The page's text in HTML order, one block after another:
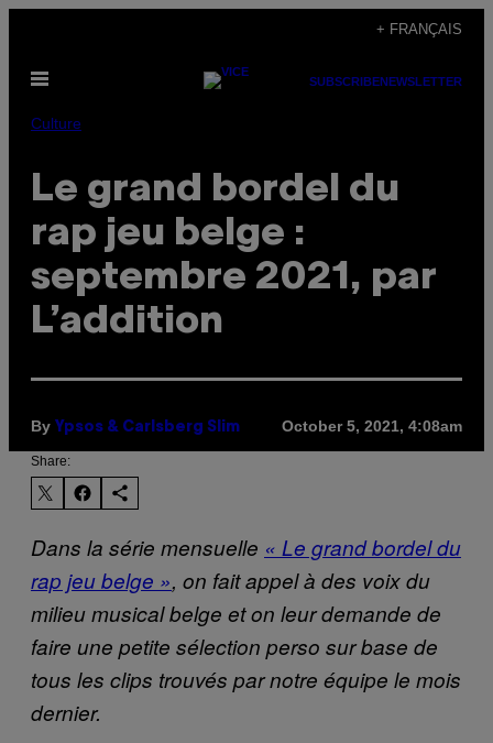
content
+ FRANÇAIS
Open
SUBSCRIBENEWSLETTER
Culture
Le grand bordel du
rap jeu belge :
septembre 2021, par
L’addition
By Ypsos & Carlsberg Slim October 5, 2021, 4:08am
Share:
Dans la série mensuelle « Le grand bordel du
rap jeu belge », on fait appel à des voix du
milieu musical belge et on leur demande de
faire une petite sélection perso sur base de
tous les clips trouvés par notre équipe le mois
dernier.